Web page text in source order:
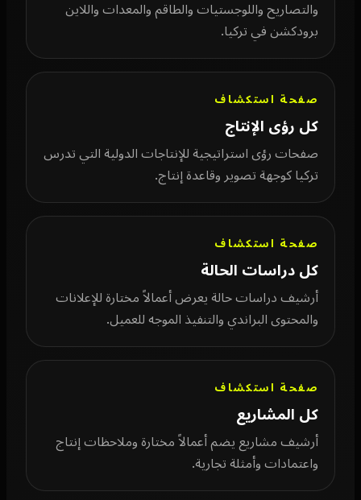
والتصاريح واللوجستيات والطاقم والمعدات واللاين
برودكشن في تركيا.
صفحة استكشاف
كل رؤى الإنتاج
صفحات رؤى استراتيجية للإنتاجات الدولية التي تدرس
تركيا كوجهة تصوير وقاعدة إنتاج.
صفحة استكشاف
كل دراسات الحالة
أرشيف دراسات حالة يعرض أعمالاً مختارة للإعلانات
والمحتوى البراندي والتنفيذ الموجه للعميل.
صفحة استكشاف
كل المشاريع
أرشيف مشاريع يضم أعمالاً مختارة وملاحظات إنتاج
واعتمادات وأمثلة تجارية.